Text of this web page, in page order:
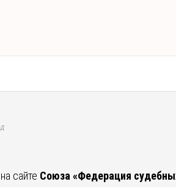
сайте Союза «Федерация